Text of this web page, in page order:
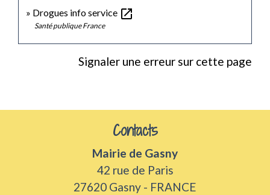
Drogues info service open_in_new
Santé publique France
Signaler une erreur sur cette page
Contacts
Mairie de Gasny
42 rue de Paris
27620 Gasny - FRANCE